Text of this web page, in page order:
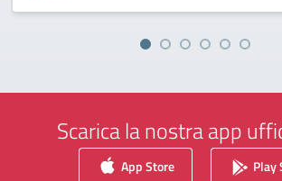
Scarica la nostra app
App Store Play